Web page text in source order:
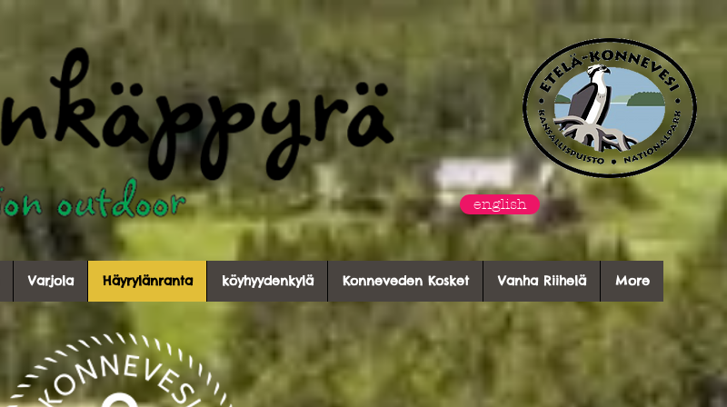
english
Varjola Häyrylänranta köyhyydenkylä Konneveden Kosket Vanha Riihelä More